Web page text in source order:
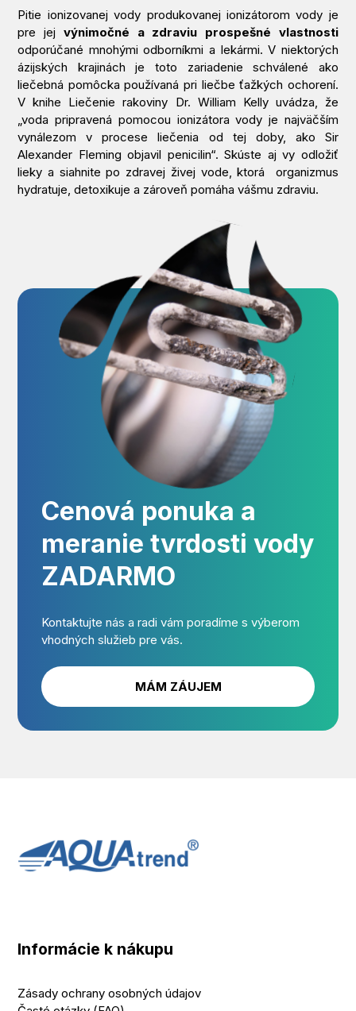
Pitie ionizovanej vody produkovanej ionizátorom vody je
pre jej výnimočné a zdraviu prospešné vlastnosti
odporúčané mnohými odborníkmi a lekármi. V niektorých
ázijských krajinách je toto zariadenie schválené ako
liečebná pomôcka používaná pri liečbe ťažkých ochorení.
V knihe Liečenie rakoviny Dr. William Kelly uvádza, že
„voda pripravená pomocou ionizátora vody je najväčším
vynálezom v procese liečenia od tej doby, ako Sir
Alexander Fleming objavil penicilin“. Skúste aj vy odložiť
lieky a siahnite po zdravej živej vode, ktorá organizmus
hydratuje, detoxikuje a zároveň pomáha vášmu zdraviu.
Cenová ponuka a
meranie tvrdosti vody
ZADARMO
Kontaktujte nás a radi vám poradíme s výberom
vhodných služieb pre vás.
MÁM ZÁUJEM
Informácie k nákupu
Zásady ochrany osobných údajov